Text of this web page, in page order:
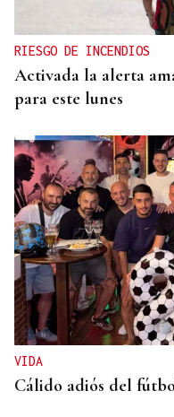
RIESGO DE INCENDIOS
Activada la alerta
para este lunes
VIDA
Cálido adiós del